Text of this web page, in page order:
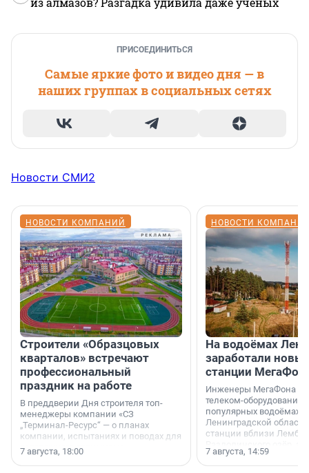
ПРИСОЕДИНИТЬСЯ
Самые яркие фото и видео дня — в
наших группах в социальных сетях
Новости СМИ2
НОВОСТИ КОМПАНИЙ
Строители «Образцовых
кварталов» встречают
профессиональный
праздник на работе
В преддверии Дня строителя топ-
менеджеры компании «СЗ
„Терминал-Ресурс“ — о планах
компании, испытаниях и поводах для
осторожного оптимизма.
7 августа, 18:00
НОВОСТИ
На водоёмах
заработали
станции
Инженеры МегаФона
телеком-оборудование
популярных водоёмах
Ленинградской
станции вблизи
недалеко от Большого
водопада.
7 августа, 14:59